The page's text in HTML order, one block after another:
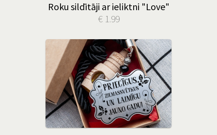
Roku sildītāji ar ieliktni "Love"
€ 1.99